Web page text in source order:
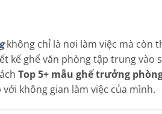
không chỉ là nơi làm việc mà còn
kế ghế văn phòng tập trung
Top 5+ mẫu ghế trưởng
không gian làm việc của mình.